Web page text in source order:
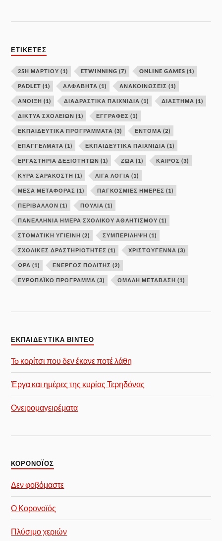
ΕΤΙΚΈΤΕΣ
25Η ΜΑΡΤΙΟΥ (1) ETWINNING (7) ONLINE GAMES (1)
PADLET (1) ΑΛΦΑΒΗΤΑ (1) ΑΝΑΚΟΙΝΩΣΕΙΣ (1)
ΑΝΟΙΞΗ (1) ΔΙΑΔΡΑΣΤΙΚΑ ΠΑΙΧΝΙΔΙΑ (1) ΔΙΑΣΤΗΜΑ (1)
ΔΊΚΤΥΑ ΣΧΟΛΕΊΩΝ (1) ΕΓΓΡΑΦΕΣ (1)
ΕΚΠΑΙΔΕΥΤΙΚΑ ΠΡΟΓΡΑΜΜΑΤΑ (3) ΕΝΤΟΜΑ (2)
ΕΠΑΓΓΕΛΜΑΤΑ (1) ΕΚΠΑΙΔΕΥΤΙΚΆ ΠΑΙΧΝΊΔΙΑ (1)
ΕΡΓΑΣΤΉΡΙΑ ΔΕΞΙΟΤΉΤΩΝ (1) ΖΩΑ (1) ΚΑΙΡΟΣ (3)
ΚΥΡΆ ΣΑΡΑΚΟΣΤΉ (1) ΛΙΓΑ ΛΟΓΙΑ (1)
ΜΕΣΑ ΜΕΤΑΦΟΡΑΣ (1) ΠΑΓΚΟΣΜΙΕΣ ΗΜΕΡΕΣ (1)
ΠΕΡΙΒΑΛΛΟΝ (1) ΠΟΥΛΙΑ (1)
ΠΑΝΕΛΛΉΝΙΑ ΗΜΈΡΑ ΣΧΟΛΙΚΟΎ ΑΘΛΗΤΙΣΜΟΎ (1)
ΣΤΟΜΑΤΙΚΗ ΥΓΙΕΙΝΗ (2) ΣΥΜΠΕΡΙΛΗΨΗ (1)
ΣΧΟΛΙΚΕΣ ΔΡΑΣΤΗΡΙΟΤΗΤΕΣ (1) ΧΡΙΣΤΟΥΓΕΝΝΑ (3)
ΩΡΑ (1) ΕΝΕΡΓΌΣ ΠΟΛΊΤΗΣ (2)
ΕΥΡΩΠΑΪΚΌ ΠΡΌΓΡΑΜΜΑ (3) ΟΜΑΛΉ ΜΕΤΆΒΑΣΗ (1)
ΕΚΠΑΙΔΕΥΤΙΚΑ ΒΙΝΤΕΟ
To κορίτσι που δεν έκανε ποτέ λάθη
Έργα και ημέρες της κυρίας Τερηδόνας
Ονειρομαγειρέματα
ΚΟΡΟΝΟΪΟΣ
Δεν φοβόμαστε
Ο Κορονοϊός
Πλύσιμο χεριών